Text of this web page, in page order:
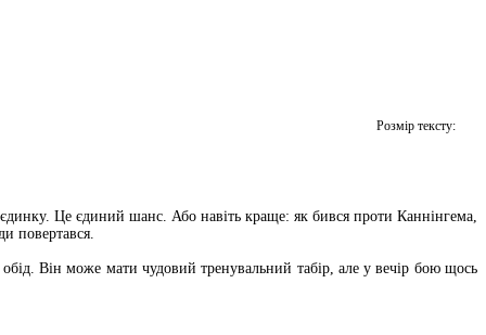
Розмір тексту:
Це єдиний шанс. Або навіть краще: як бився проти Каннінгема,
повертався.
Він може мати чудовий тренувальний табір, але у вечір бою щось